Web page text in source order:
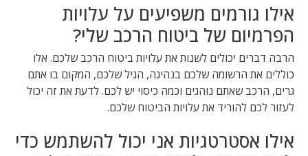
אילו גורמים משפיעים על עלויות
הפרמיום של ביטוח הרכב שלי?
הרבה דברים יכולים לשנות את עלויות ביטוח הרכב שלכם. אלו
כוללים את הרשומה שלכם בנהיגה, הגיל שלכם, המקום בו אתם
גרים, הרכב שאתם נוהגים וכמה כיסוי יש לכם. לדעת את זה יכול
לעזור לכם להוריד את עלויות הביטוח שלכם.
אילו אסטרטגיות אני יכול להשתמש כדי